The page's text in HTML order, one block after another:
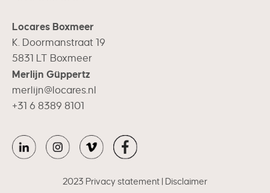
Locares Boxmeer
K. Doormanstraat 19
5831 LT Boxmeer
Merlijn Güppertz
merlijn@locares.nl
+31 6 8389 8101
2023 Privacy statement | Disclaimer